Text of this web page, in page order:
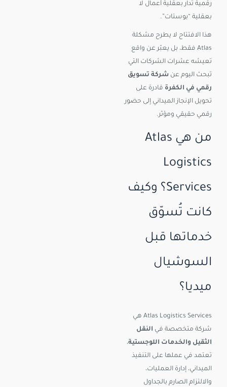
رقمية تُدار بعقلية أعمال لا
بعقلية “بوستات”.
هذا الافتتاح لا يطرح مشكلة
Atlas فقط، بل يعبّر عن واقع
تعيشه عشرات الشركات التي
تبحث اليوم عن شركة تسويق
رقمي في الكفرة قادرة على
تحويل الإنجاز الميداني إلى حضور
رقمي حقيقي ومؤثر.
من هي Atlas
Logistics
Services؟ وكيف
كانت تُسوّق
خدماتها قبل
السوشيال
ميديا؟
Atlas Logistics Services هي
شركة متخصصة في النقل
الثقيل والخدمات اللوجستية،
تعتمد في عملها على التنفيذ
الميداني، إدارة العمليات،
والالتزام الصارم بالجداول